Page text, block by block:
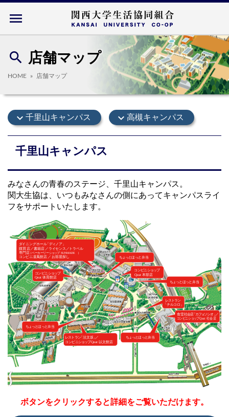
menu
search 店舗マップ
HOME 店舗マップ
expand_more千里山キャンパス expand_more高槻キャンパス
千里山キャンパス
みなさんの青春のステージ、千里山キャンパス。
関大生協は、いつもみなさんの側にあってキャンパスライ
フをサポートいたします。
ボタンをクリックすると詳細をご覧いただけます。